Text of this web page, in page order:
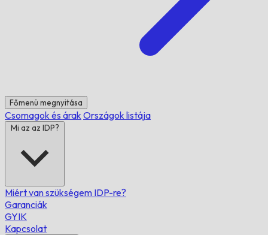
Főmenü megnyitása
Csomagok és árak Országok listája
Mi az az IDP?
Miért van szükségem IDP-re?
Garanciák
GYIK
Kapcsolat